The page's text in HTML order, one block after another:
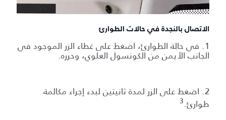
الاتصال بالنجدة في حالات الطوارئ
1. في حالة الطوارئ، اضغط على غطاء الزر الموجود في
الجانب الأيمن من الكونسول العلوي، وحرره.
2. اضغط على الزر لمدة ثانيتين لبدء إجراء مكالمة
طوارئ.3